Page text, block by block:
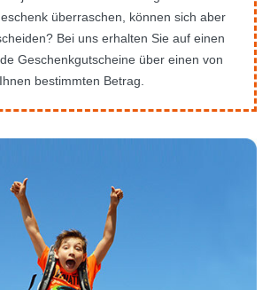
überraschen, können sich aber
Bei uns erhalten Sie auf einen
Geschenkgutscheine über einen von
Ihnen bestimmten Betrag.